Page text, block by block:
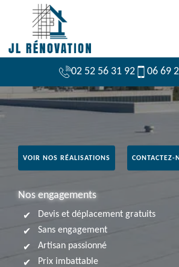
02 52 56 31 92 06 69
VOIR NOS RÉALISATIONS CONTACTEZ-
Nos engagements
Devis et déplacement gratuits
Sans engagement
Artisan passionné
Prix imbattable